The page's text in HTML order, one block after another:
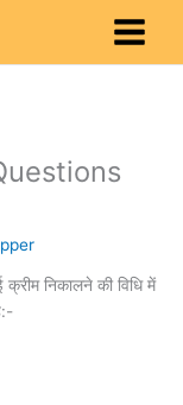
क्रीम निकालने की विधि में